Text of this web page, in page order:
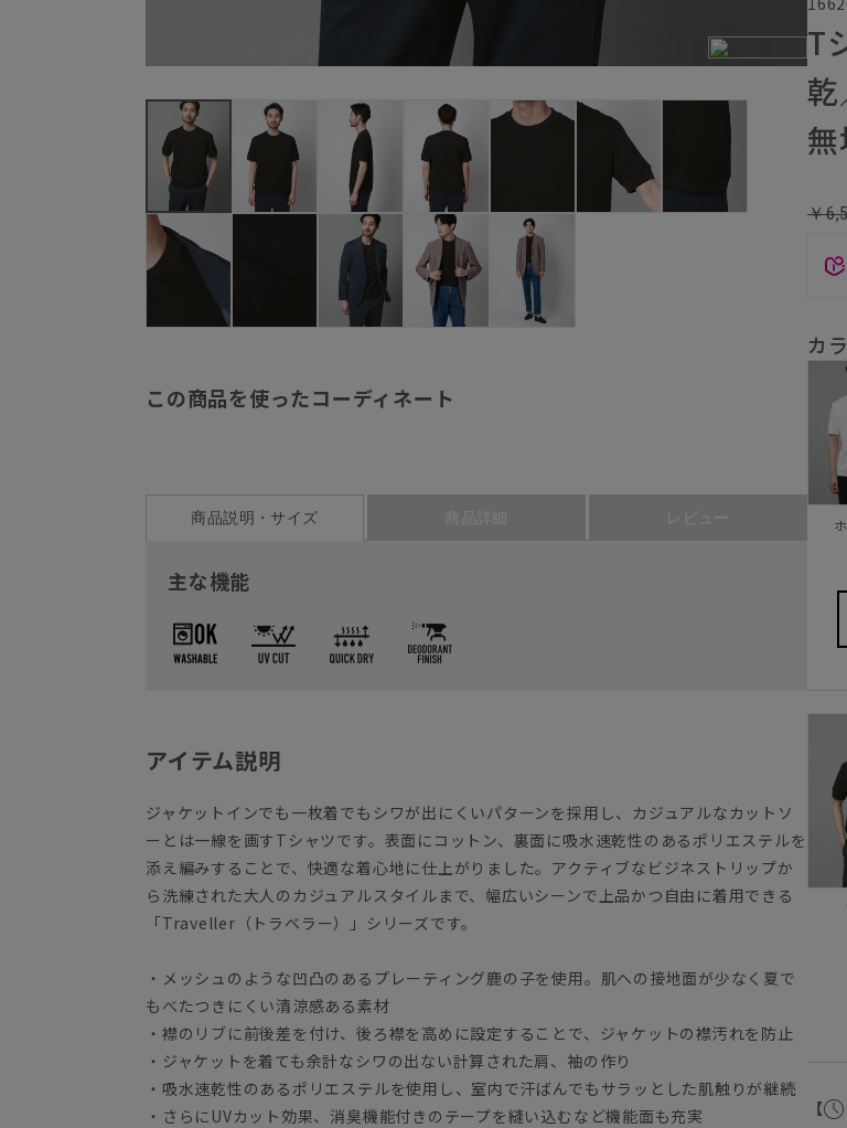
この商品を使ったコーディネート
商品説明・サイズ 商品詳細 レビュー
主な機能
アイテム説明
ジャケットインでも一枚着でもシワが出にくいパターンを採用し、カジュアルなカットソ
ーとは一線を画すTシャツです。表面にコットン、裏面に吸水速乾性のあるポリエステルを
添え編みすることで、快適な着心地に仕上がりました。アクティブなビジネストリップか
ら洗練された大人のカジュアルスタイルまで、幅広いシーンで上品かつ自由に着用できる
「Traveller（トラベラー）」シリーズです。
・メッシュのような凹凸のあるプレーティング鹿の子を使用。肌への接地面が少なく夏で
もべたつきにくい清涼感ある素材
・襟のリブに前後差を付け、後ろ襟を高めに設定することで、ジャケットの襟汚れを防止
・ジャケットを着ても余計なシワの出ない計算された肩、袖の作り
・吸水速乾性のあるポリエステルを使用し、室内で汗ばんでもサラッとした肌触りが継続
・さらにUVカット効果、消臭機能付きのテープを縫い込むなど機能面も充実
T
￥
カ
【